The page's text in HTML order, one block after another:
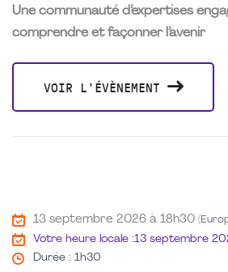
Une communauté d’expertises
comprendre et façonner l’avenir
VOIR L'ÉVÈNEMENT
13 septembre 2026 à 18h30
Votre heure locale :13 septembre
Durée : 1h30